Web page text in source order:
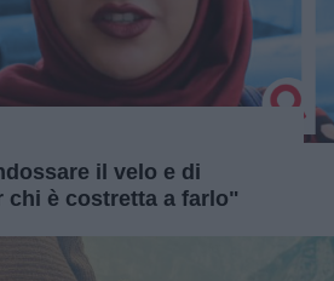
il velo e di
chi è costretta a farlo"